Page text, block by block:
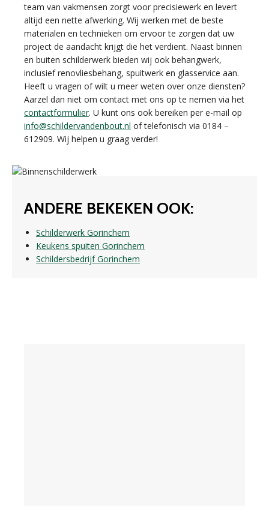
team van vakmensen zorgt voor precisiewerk en levert
altijd een nette afwerking. Wij werken met de beste
materialen en technieken om ervoor te zorgen dat uw
project de aandacht krijgt die het verdient. Naast binnen
en buiten schilderwerk bieden wij ook behangwerk,
inclusief renovliesbehang, spuitwerk en glasservice aan.
Heeft u vragen of wilt u meer weten over onze diensten?
Aarzel dan niet om contact met ons op te nemen via het
contactformulier. U kunt ons ook bereiken per e-mail op
info@schildervandenbout.nl of telefonisch via 0184 –
612909. Wij helpen u graag verder!
ANDERE BEKEKEN OOK:
Schilderwerk Gorinchem
Keukens spuiten Gorinchem
Schildersbedrijf Gorinchem